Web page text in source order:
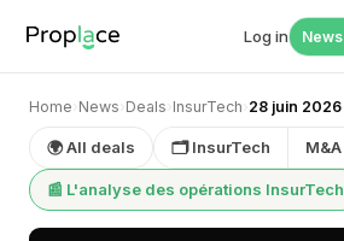
Log in News
Home› News› Deals› InsurTech› 28 juin 2026
🌍 All deals 🗂 InsurTech M&A
📰 L'analyse des opérations InsurTech